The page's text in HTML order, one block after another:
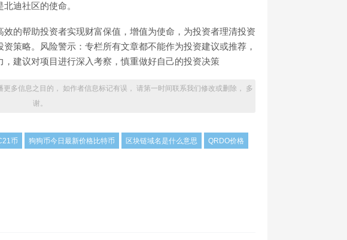
迪社区的使命。
的帮助投资者实现财富保值，增值为使命，为投资者理清投资
策略。风险警示：专栏所有文章都不能作为投资建议或推荐，
建议对项目进行深入考察，慎重做好自己的投资决策
多信息之目的， 如作者信息标记有误， 请第一时间联系我们修改或删除， 多
谢。
币 狗狗币今日最新价格比特币 区块链域名是什么意思 QRDO价格